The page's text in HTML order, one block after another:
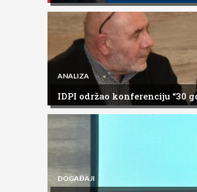
ANALIZA
IDPI održao konferenciju “30
DOGAĐAJI